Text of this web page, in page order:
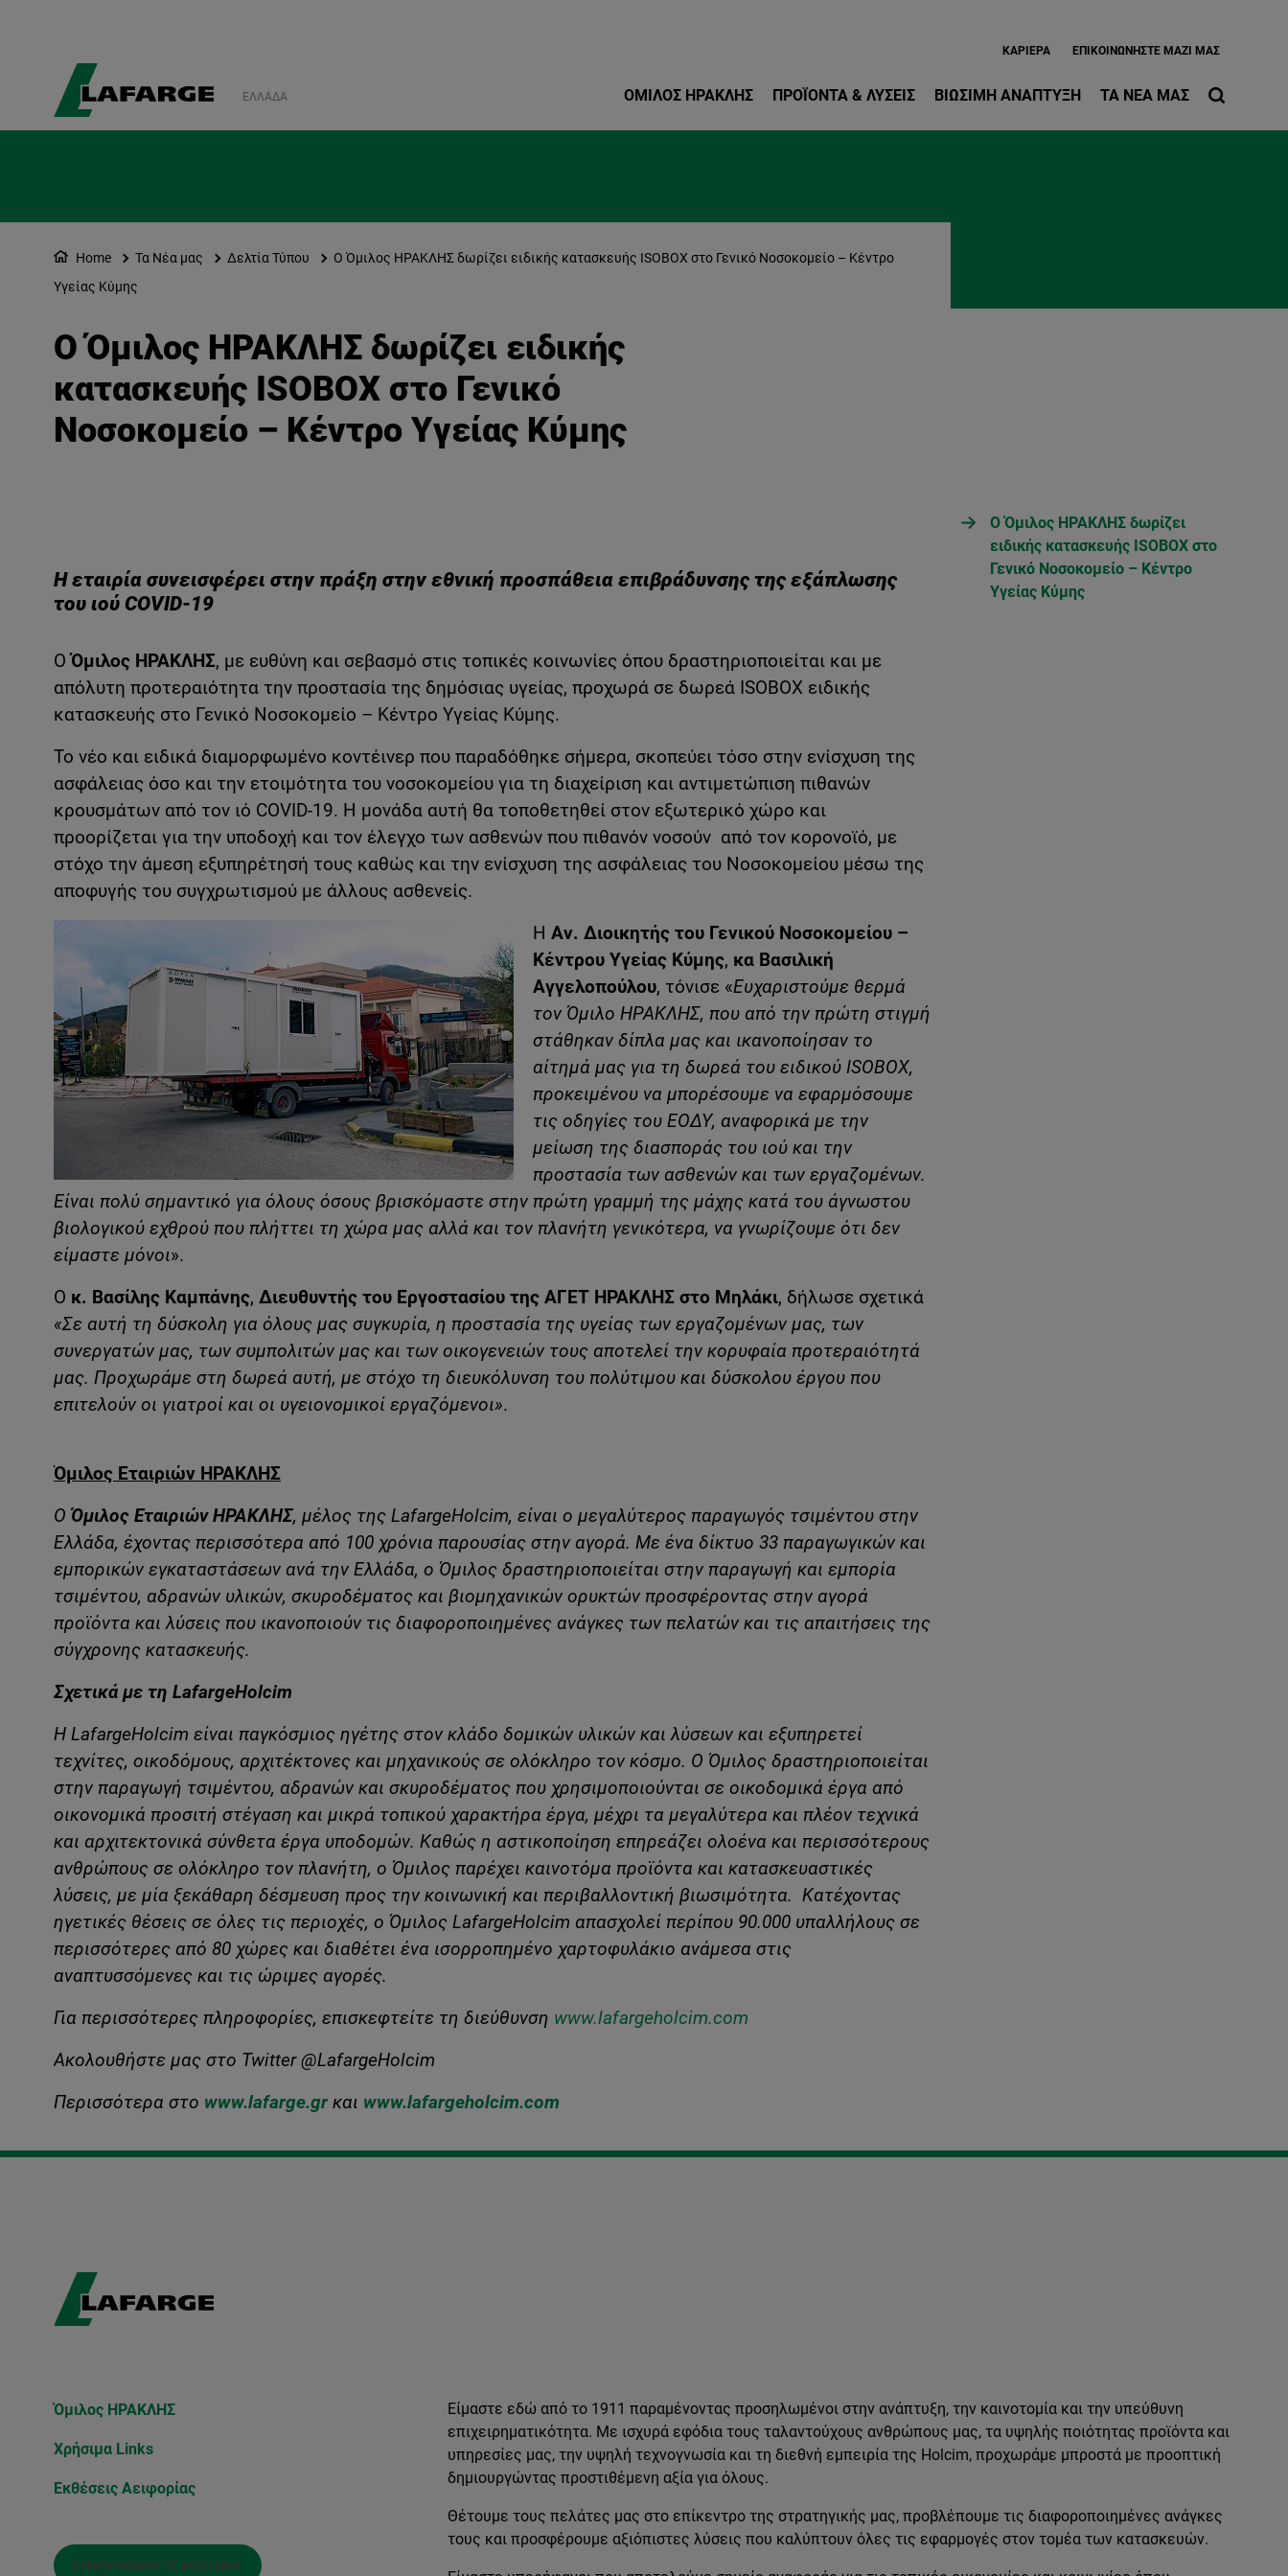
ΕΛΛΆΔΑ
ΚΑΡΙΈΡΑ EΠΙΚΟΙΝΩΝΉΣΤΕ ΜΑΖΊ ΜΑΣ
ΌΜΙΛΟΣ ΗΡΑΚΛΗΣ ΠΡΟΪΌΝΤΑ & ΛΎΣΕΙΣ ΒΙΏΣΙΜΗ ΑΝΆΠΤΥΞΗ ΤΑ ΝΈΑ ΜΑΣ
Home Τα Νέα μας Δελτία Τύπου
Ο Όμιλος ΗΡΑΚΛΗΣ δωρίζει ειδικής κατασκευής ISOBOX στο Γενικό Νοσοκομείο – Κέντρο
Υγείας Κύμης
Ο Όμιλος ΗΡΑΚΛΗΣ δωρίζει ειδικής
κατασκευής ISOBOX στο Γενικό
Νοσοκομείο – Κέντρο Υγείας Κύμης
Η εταιρία συνεισφέρει στην πράξη στην εθνική προσπάθεια επιβράδυνσης της εξάπλωσης
του ιού COVID-19
ΟΌμιλος ΗΡΑΚΛΗΣ, με ευθύνη και σεβασμό στις τοπικές κοινωνίες όπου δραστηριοποιείται και με
απόλυτη προτεραιότητα την προστασία της δημόσιας υγείας, προχωρά σε δωρεά ISOBOX ειδικής
κατασκευής στο Γενικό Νοσοκομείο – Κέντρο Υγείας Κύμης.
Το νέο και ειδικά διαμορφωμένο κοντέινερ που παραδόθηκε σήμερα, σκοπεύει τόσο στην ενίσχυση της
ασφάλειας όσο και την ετοιμότητα του νοσοκομείου για τη διαχείριση και αντιμετώπιση πιθανών
κρουσμάτων από τον ιό COVID-19. Η μονάδα αυτή θα τοποθετηθεί στον εξωτερικό χώρο και
προορίζεται για την υποδοχή και τον έλεγχο των ασθενών που πιθανόν νοσούν από τον κορονοϊό, με
στόχο την άμεση εξυπηρέτησή τους καθώς και την ενίσχυση της ασφάλειας του Νοσοκομείου μέσω της
αποφυγής του συγχρωτισμού με άλλους ασθενείς.
Η Αν. Διοικητής του Γενικού Νοσοκομείου –
Κέντρου Υγείας Κύμης, κα Βασιλική
Αγγελοπούλου, τόνισε «Ευχαριστούμε θερμά
τον Όμιλο ΗΡΑΚΛΗΣ, που από την πρώτη στιγμή
στάθηκαν δίπλα μας και ικανοποίησαν το
αίτημά μας για τη δωρεά του ειδικού ISOBOX,
προκειμένου να μπορέσουμε να εφαρμόσουμε
τις οδηγίες του ΕΟΔΥ, αναφορικά με την
μείωση της διασποράς του ιού και την
προστασία των ασθενών και των εργαζομένων.
Είναι πολύ σημαντικό για όλους όσους βρισκόμαστε στην πρώτη γραμμή της μάχης κατά του άγνωστου
βιολογικού εχθρού που πλήττει τη χώρα μας αλλά και τον πλανήτη γενικότερα, να γνωρίζουμε ότι δεν
είμαστε μόνοι».
Ο κ. Βασίλης Καμπάνης, Διευθυντής του Εργοστασίου της ΑΓΕΤ ΗΡΑΚΛΗΣ στο Μηλάκι, δήλωσε σχετικά
«Σε αυτή τη δύσκολη για όλους μας συγκυρία, η προστασία της υγείας των εργαζομένων μας, των
συνεργατών μας, των συμπολιτών μας και των οικογενειών τους αποτελεί την κορυφαία προτεραιότητά
μας. Προχωράμε στη δωρεά αυτή, με στόχο τη διευκόλυνση του πολύτιμου και δύσκολου έργου που
επιτελούν οι γιατροί και οι υγειονομικοί εργαζόμενοι».
Όμιλος Εταιριών ΗΡΑΚΛΗΣ
Ο Όμιλος Εταιριών ΗΡΑΚΛΗΣ, μέλος της LafargeHolcim, είναι ο μεγαλύτερος παραγωγός τσιμέντου στην
Ελλάδα, έχοντας περισσότερα από 100 χρόνια παρουσίας στην αγορά. Με ένα δίκτυο 33 παραγωγικών και
εμπορικών εγκαταστάσεων ανά την Ελλάδα, ο Όμιλος δραστηριοποιείται στην παραγωγή και εμπορία
τσιμέντου, αδρανών υλικών, σκυροδέματος και βιομηχανικών ορυκτών προσφέροντας στην αγορά
προϊόντα και λύσεις που ικανοποιούν τις διαφοροποιημένες ανάγκες των πελατών και τις απαιτήσεις της
σύγχρονης κατασκευής.
Σχετικά με τη LafargeHolcim
Η LafargeHolcim είναι παγκόσμιος ηγέτης στον κλάδο δομικών υλικών και λύσεων και εξυπηρετεί
τεχνίτες, οικοδόμους, αρχιτέκτονες και μηχανικούς σε ολόκληρο τον κόσμο. Ο Όμιλος δραστηριοποιείται
στην παραγωγή τσιμέντου, αδρανών και σκυροδέματος που χρησιμοποιούνται σε οικοδομικά έργα από
οικονομικά προσιτή στέγαση και μικρά τοπικού χαρακτήρα έργα, μέχρι τα μεγαλύτερα και πλέον τεχνικά
και αρχιτεκτονικά σύνθετα έργα υποδομών. Καθώς η αστικοποίηση επηρεάζει ολοένα και περισσότερους
ανθρώπους σε ολόκληρο τον πλανήτη, ο Όμιλος παρέχει καινοτόμα προϊόντα και κατασκευαστικές
λύσεις, με μία ξεκάθαρη δέσμευση προς την κοινωνική και περιβαλλοντική βιωσιμότητα. Κατέχοντας
ηγετικές θέσεις σε όλες τις περιοχές, ο Όμιλος LafargeHolcim απασχολεί περίπου 90.000 υπαλλήλους σε
περισσότερες από 80 χώρες και διαθέτει ένα ισορροπημένο χαρτοφυλάκιο ανάμεσα στις
αναπτυσσόμενες και τις ώριμες αγορές.
Για περισσότερες πληροφορίες, επισκεφτείτε τη διεύθυνση www.lafargeholcim.com
Ακολουθήστε μας στο Twitter @LafargeHolcim
Περισσότερα στο www.lafarge.gr και www.lafargeholcim.com
Ο Όμιλος ΗΡΑΚΛΗΣ δωρίζει
ειδικής κατασκευής ISOBOX στο
Γενικό Νοσοκομείο – Κέντρο
Υγείας Κύμης
Όμιλος ΗΡΑΚΛΗΣ
Χρήσιμα Links
Εκθέσεις Αειφορίας
ΕΠΙΚΟΙΝΩΝΉΣΤΕ ΜΑΖΊ ΜΑΣ
Είμαστε εδώ από το 1911 παραμένοντας προσηλωμένοι στην ανάπτυξη, την καινοτομία και την υπεύθυνη
επιχειρηματικότητα. Με ισχυρά εφόδια τους ταλαντούχους ανθρώπους μας, τα υψηλής ποιότητας προϊόντα και
υπηρεσίες μας, την υψηλή τεχνογνωσία και τη διεθνή εμπειρία της Holcim, προχωράμε μπροστά με προοπτική
δημιουργώντας προστιθέμενη αξία για όλους.
Θέτουμε τους πελάτες μας στο επίκεντρο της στρατηγικής μας, προβλέπουμε τις διαφοροποιημένες ανάγκες
τους και προσφέρουμε αξιόπιστες λύσεις που καλύπτουν όλες τις εφαρμογές στον τομέα των κατασκευών.